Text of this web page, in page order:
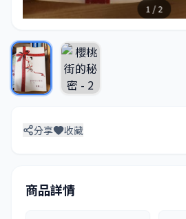
1 / 2
分享 收藏
商品詳情